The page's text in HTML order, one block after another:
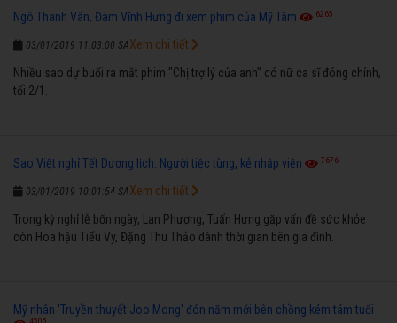
Ngô Thanh Vân, Đàm Vĩnh Hưng đi xem phim của Mỹ Tâm 6265
03/01/2019 11:03:00 SA
Nhiều sao dự buổi ra mắt phim "Chị trợ lý của anh" có nữ ca sĩ đóng chính,
tối 2/1.
Xem chi tiết
Sao Việt nghỉ Tết Dương lịch: Người tiệc tùng, kẻ nhập viện 7676
03/01/2019 10:01:54 SA
Trong kỳ nghỉ lễ bốn ngày, Lan Phương, Tuấn Hưng gặp vấn đề sức khỏe
còn Hoa hậu Tiểu Vy, Đặng Thu Thảo dành thời gian bên gia đình.
Xem chi tiết
Mỹ nhân 'Truyền thuyết Joo Mong' đón năm mới bên chồng kém tám tuổi
4505